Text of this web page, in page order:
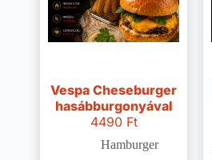
Vespa Cheseburger
hasábburgonyával
4490 Ft
Hamburger